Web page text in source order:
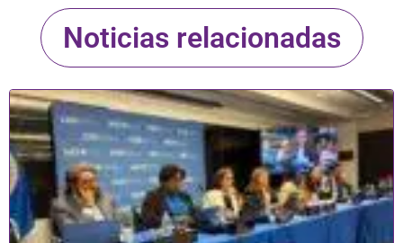
Noticias relacionadas